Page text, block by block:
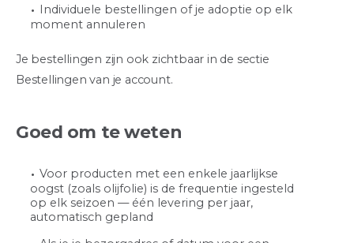
Individuele bestellingen of je adoptie op elk
moment annuleren
Je bestellingen zijn ook zichtbaar in de sectie
Bestellingen van je account.
Goed om te weten
Voor producten met een enkele jaarlijkse
oogst (zoals olijfolie) is de frequentie ingesteld
op elk seizoen — één levering per jaar,
automatisch gepland